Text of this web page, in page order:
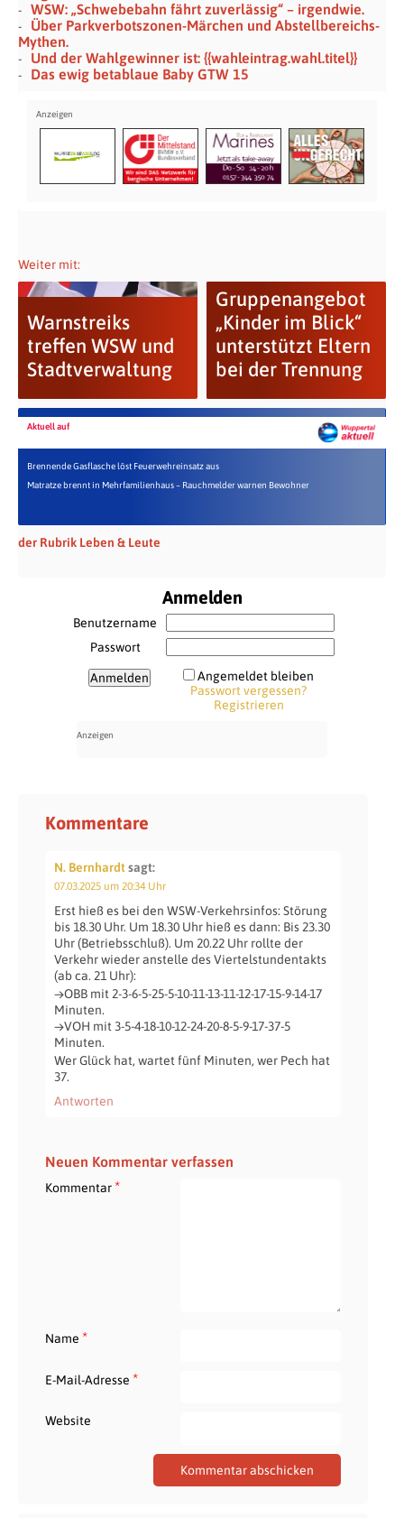
WSW: „Schwebebahn fährt zuverlässig“ – irgendwie.
Über Parkverbotszonen-Märchen und Abstellbereichs-
Mythen.
Und der Wahlgewinner ist: {{wahleintrag.wahl.titel}}
Das ewig betablaue Baby GTW 15
Weiter mit:
Warnstreiks
treffen WSW und
Stadtverwaltung
Gruppenangebot
„Kinder im Blick“
unterstützt Eltern
bei der Trennung
Aktuell auf
Brennende Gasflasche löst Feuerwehreinsatz aus
Matratze brennt in Mehrfamilienhaus – Rauchmelder warnen Bewohner
der Rubrik Leben & Leute
Anmelden
Benutzername
Passwort
Angemeldet bleiben
Passwort vergessen?
Registrieren
Kommentare
N. Bernhardtsagt:
07.03.2025 um 20:34 Uhr
Erst hieß es bei den WSW-Verkehrsinfos: Störung
bis 18.30 Uhr. Um 18.30 Uhr hieß es dann: Bis 23.30
Uhr (Betriebsschluß). Um 20.22 Uhr rollte der
Verkehr wieder anstelle des Viertelstundentakts
(ab ca. 21 Uhr):
→OBB mit 2-3-6-5-25-5-10-11-13-11-12-17-15-9-14-17
Minuten.
→VOH mit 3-5-4-18-10-12-24-20-8-5-9-17-37-5
Minuten.
Wer Glück hat, wartet fünf Minuten, wer Pech hat
37.
Antworten
Neuen Kommentar verfassen
Kommentar*
Name *
E-Mail-Adresse *
Website